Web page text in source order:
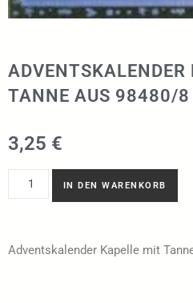
TANNE AUS 98480/8
3,25 €
IN DEN WARENKORB
Adventskalender Kapelle mit